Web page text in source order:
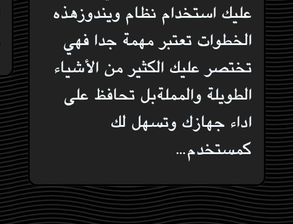
عليك استخدام نظام ويندوزهذه
الخطوات تعتبر مهمة جدا فهي
تختصر عليك الكثير من الأشياء
الطويلة والمملةبل تحافظ على
اداء جهازك وتسهل لك
كمستخدم…